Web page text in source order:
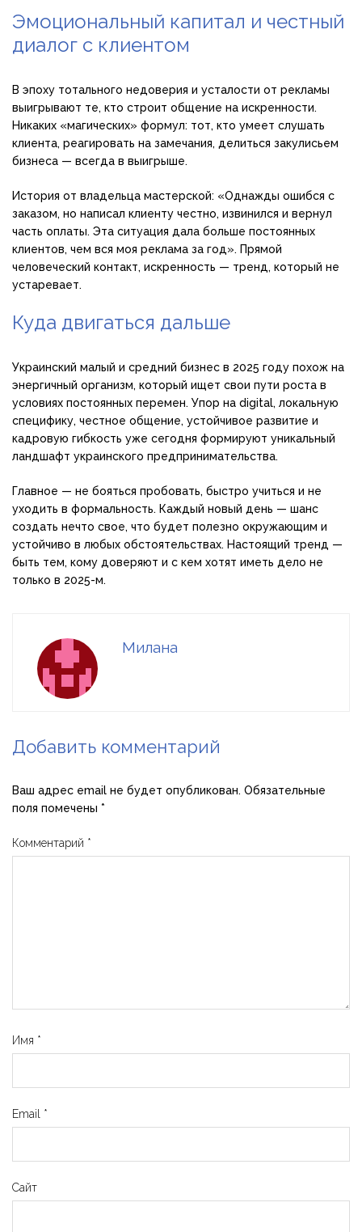
Эмоциональный капитал и честный
диалог с клиентом
В эпоху тотального недоверия и усталости от рекламы
выигрывают те, кто строит общение на искренности.
Никаких «магических» формул: тот, кто умеет слушать
клиента, реагировать на замечания, делиться закулисьем
бизнеса — всегда в выигрыше.
История от владельца мастерской: «Однажды ошибся с
заказом, но написал клиенту честно, извинился и вернул
часть оплаты. Эта ситуация дала больше постоянных
клиентов, чем вся моя реклама за год». Прямой
человеческий контакт, искренность — тренд, который не
устаревает.
Куда двигаться дальше
Украинский малый и средний бизнес в 2025 году похож на
энергичный организм, который ищет свои пути роста в
условиях постоянных перемен. Упор на digital, локальную
специфику, честное общение, устойчивое развитие и
кадровую гибкость уже сегодня формируют уникальный
ландшафт украинского предпринимательства.
Главное — не бояться пробовать, быстро учиться и не
уходить в формальность. Каждый новый день — шанс
создать нечто свое, что будет полезно окружающим и
устойчиво в любых обстоятельствах. Настоящий тренд —
быть тем, кому доверяют и с кем хотят иметь дело не
только в 2025-м.
Милана
Добавить комментарий
Ваш адрес email не будет опубликован. Обязательные
поля помечены *
Комментарий *
Имя *
Email *
Сайт